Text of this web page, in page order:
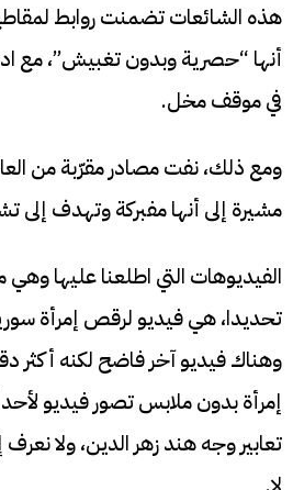
هذه الشائعات تضمنت روابط
أنها “حصرية وبدون تغبيش”، مع
في موقف مخل.
ومع ذلك، نفت مصادر مقرّبة من
مشيرة إلى أنها مفبركة وتهدف إلى
الفيديوهات التي اطلعنا عليها
تحديدا، هي فيديو لرقص إمرأة
وهناك فيديو آخر فاضح لكنه أكثر
إمرأة بدون ملابس تصور فيديو
تعابير وجه هند زهر الدين، ولا